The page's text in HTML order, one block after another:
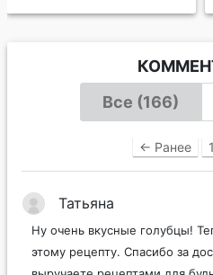
Все (166)
← Ранее 1
Татьяна
Ну очень вкусные голубцы!
этому рецепту. Спасибо за